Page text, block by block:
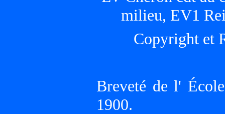
milieu, EV1
Copyright et
Breveté de l'
1900.